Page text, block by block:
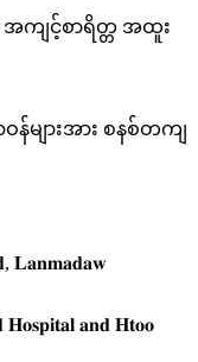
အကျင့်စာရိတ္တ အထူး
များအား စနစ်တကျ
𝐋𝐚𝐧𝐦𝐚𝐝𝐚𝐰
𝐚𝐧𝐝 𝐇𝐭𝐨𝐨